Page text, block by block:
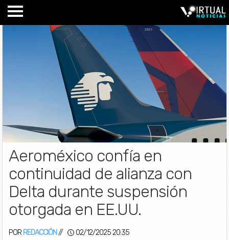
Aeroméxico confía en
continuidad de alianza con
Delta durante suspensión
otorgada en EE.UU.
POR REDACCIÓN // 02/12/2025 20:35